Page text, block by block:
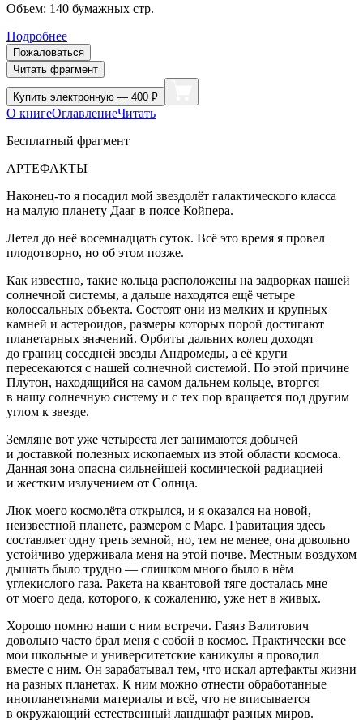
Объем: 140 бумажных стр.
Подробнее
Пожаловаться
Читать фрагмент
Купить электронную — 400 ₽
О книгеОглавлениеЧитать
Бесплатный фрагмент
АРТЕФАКТЫ
Наконец-то я посадил мой звездолёт галактического класса
на малую планету Дааг в поясе Койпера.
Летел до неё восемнадцать суток. Всё это время я провел
плодотворно, но об этом позже.
Как известно, такие кольца расположены на задворках нашей
солнечной системы, а дальше находятся ещё четыре
колоссальных объекта. Состоят они из мелких и крупных
камней и астероидов, размеры которых порой достигают
планетарных значений. Орбиты дальних колец доходят
до границ соседней звезды Андромеды, а её круги
пересекаются с нашей солнечной системой. По этой причине
Плутон, находящийся на самом дальнем кольце, вторгся
в нашу солнечную систему и с тех пор вращается под другим
углом к звезде.
Земляне вот уже четыреста лет занимаются добычей
и доставкой полезных ископаемых из этой области космоса.
Данная зона опасна сильнейшей космической радиацией
и жестким излучением от Солнца.
Люк моего космолёта открылся, и я оказался на новой,
неизвестной планете, размером с Марс. Гравитация здесь
составляет одну треть земной, но, тем не менее, она довольно
устойчиво удерживала меня на этой почве. Местным воздухом
дышать было трудно — слишком много было в нём
углекислого газа. Ракета на квантовой тяге досталась мне
от моего деда, которого, к сожалению, уже нет в живых.
Хорошо помню наши с ним встречи. Газиз Валитович
довольно часто брал меня с собой в космос. Практически все
мои школьные и университетские каникулы я проводил
вместе с ним. Он зарабатывал тем, что искал артефакты жизни
на разных планетах. К ним можно отнести обработанные
инопланетянами материалы и всё, что не вписывается
в окружающий естественный ландшафт разных миров.